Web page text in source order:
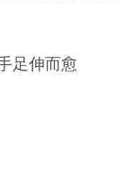
足伸而愈